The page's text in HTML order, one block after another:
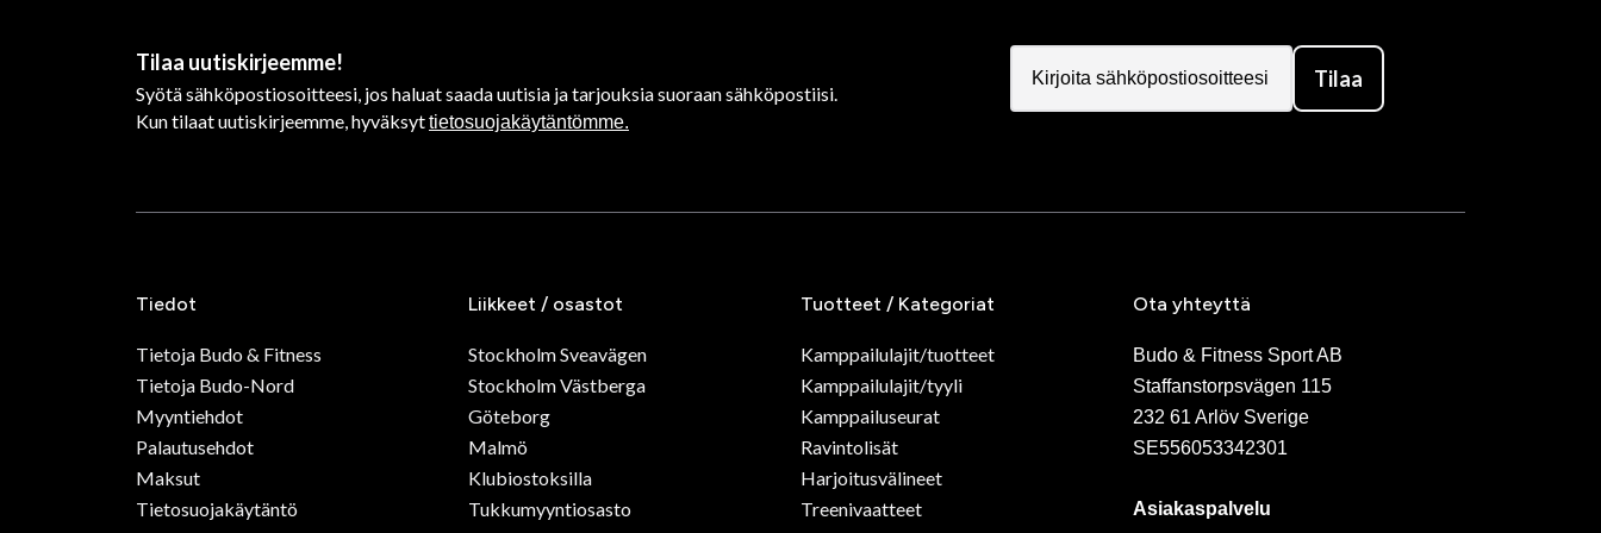
Tilaa uutiskirjeemme!
Syötä sähköpostiosoitteesi, jos haluat saada uutisia ja tarjouksia suoraan sähköpostiisi.
Kun tilaat uutiskirjeemme, hyväksyttietosuojakäytäntömme.
Tilaa
Tiedot
Tietoja Budo & Fitness
Tietoja Budo-Nord
Myyntiehdot
Palautusehdot
Maksut
Tietosuojakäytäntö
Liikkeet / osastot
Stockholm Sveavägen
Stockholm Västberga
Göteborg
Malmö
Klubiostoksilla
Tukkumyyntiosasto
Tuotteet / Kategoriat
Kamppailulajit/tuotteet
Kamppailulajit/tyyli
Kamppailuseurat
Ravintolisät
Harjoitusvälineet
Treenivaatteet
Ota yhteyttä
Budo & Fitness Sport AB
Staffanstorpsvägen 115
232 61 Arlöv Sverige
SE556053342301
Asiakaspalvelu